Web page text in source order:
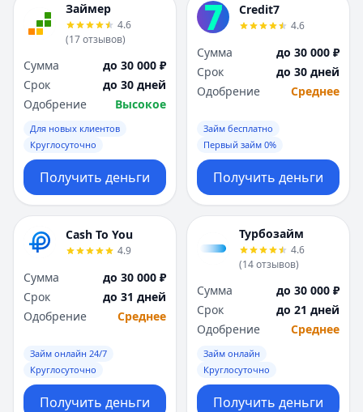
Займер
4.6
(17отзывов)
Сумма
до 30 000 ₽
Срок
до 30 дней
Одобрение
Высокое
Для новых клиентов
Круглосуточно
Получить деньги
Credit7
4.6
Сумма
до 30 000 ₽
Срок
до 30 дней
Одобрение
Среднее
Займ бесплатно
Первый займ 0%
Получить деньги
Cash To You
4.9
Сумма
до 30 000 ₽
Срок
до 31 дней
Одобрение
Среднее
Займ онлайн 24/7
Круглосуточно
Получить деньги
Турбозайм
4.6
(14отзывов)
Сумма
до 30 000 ₽
Срок
до 21 дней
Одобрение
Среднее
Займ онлайн
Круглосуточно
Получить деньги